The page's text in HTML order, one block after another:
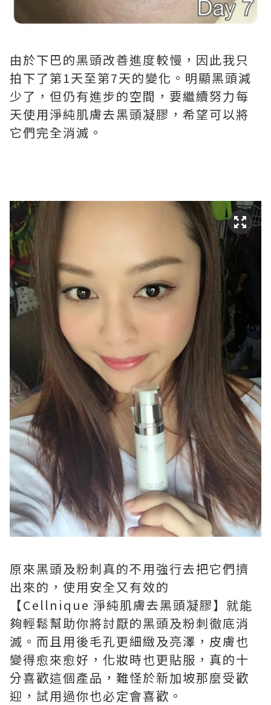
由於下巴的黑頭改善進度較慢，因此我只
拍下了第1天至第7天的變化。明顯黑頭減
少了，但仍有進步的空間，要繼續努力每
天使用淨純肌膚去黑頭凝膠，希望可以將
它們完全消滅。
原來黑頭及粉刺真的不用強行去把它們擠
出來的，使用安全又有效的
【Cellnique 淨純肌膚去黑頭凝膠】就能
夠輕鬆幫助你將討厭的黑頭及粉刺徹底消
滅。而且用後毛孔更細緻及亮澤，皮膚也
變得愈來愈好，化妝時也更貼服，真的十
分喜歡這個產品，難怪於新加坡那麼受歡
迎，試用過你也必定會喜歡。